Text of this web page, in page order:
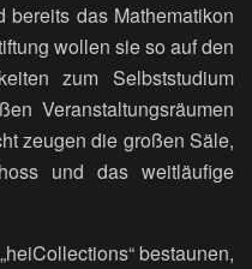
das Mathematikon
wollen sie so auf den
zum Selbststudium
Veranstaltungsräumen
zeugen die großen Säle,
und das weitläufige
bestaunen,